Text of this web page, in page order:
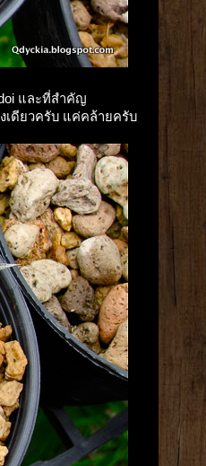
และที่สำคัญ
เดียวครับ แค่คล้ายครับ